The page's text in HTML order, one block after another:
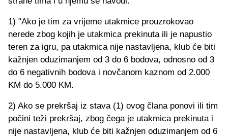
1) "Ako je tim za vrijeme utakmice prouzrokovao
nerede zbog kojih je utakmica prekinuta ili je napustio
teren za igru, pa utakmica nije nastavljena, klub će biti
kažnjen oduzimanjem od 3 do 6 bodova, odnosno od 3
do 6 negativnih bodova i novčanom kaznom od 2.000
KM do 5.000 KM.
2) Ako se prekršaj iz stava (1) ovog člana ponovi ili tim
počini teži prekršaj, zbog čega je utakmica prekinuta i
nije nastavljena, klub će biti kažnjen oduzimanjem od 6